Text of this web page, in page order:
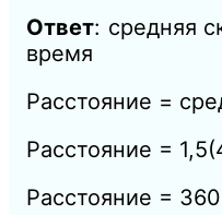
Ответ: средняя
время
Расстояние =
Расстояние =
Расстояние =